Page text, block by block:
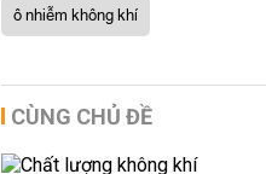
ô nhiễm không khí
CÙNG CHỦ ĐỀ